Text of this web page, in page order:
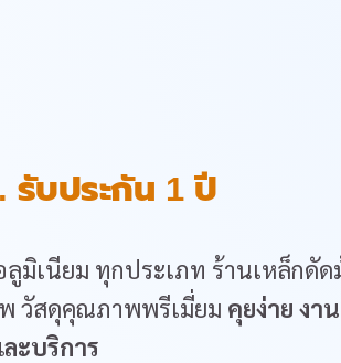
รับประกัน 1 ปี
มิเนียม ทุกประเภท ร้านเหล็กดัด
วัสดุคุณภาพพรีเมี่ยม คุยง่าย งาน
ะบริการ